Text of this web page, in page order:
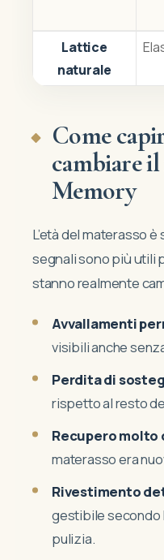
Lattice
naturale
Come
cambiare il
Memory
L’età del materasso
segnali sono più utili
stanno realmente
Avvallamenti
visibili anche
Perdita di
rispetto al resto
Recupero molto
materasso era
Rivestimento
gestibile secondo
pulizia.